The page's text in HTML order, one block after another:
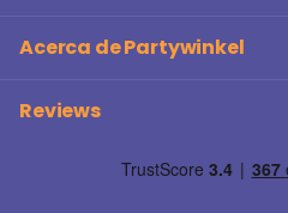
Acerca de Partywinkel
Reviews